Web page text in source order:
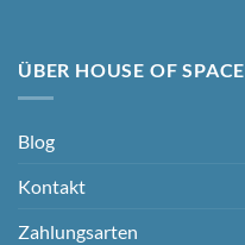
ÜBER HOUSE OF SPACE
Blog
Kontakt
Zahlungsarten